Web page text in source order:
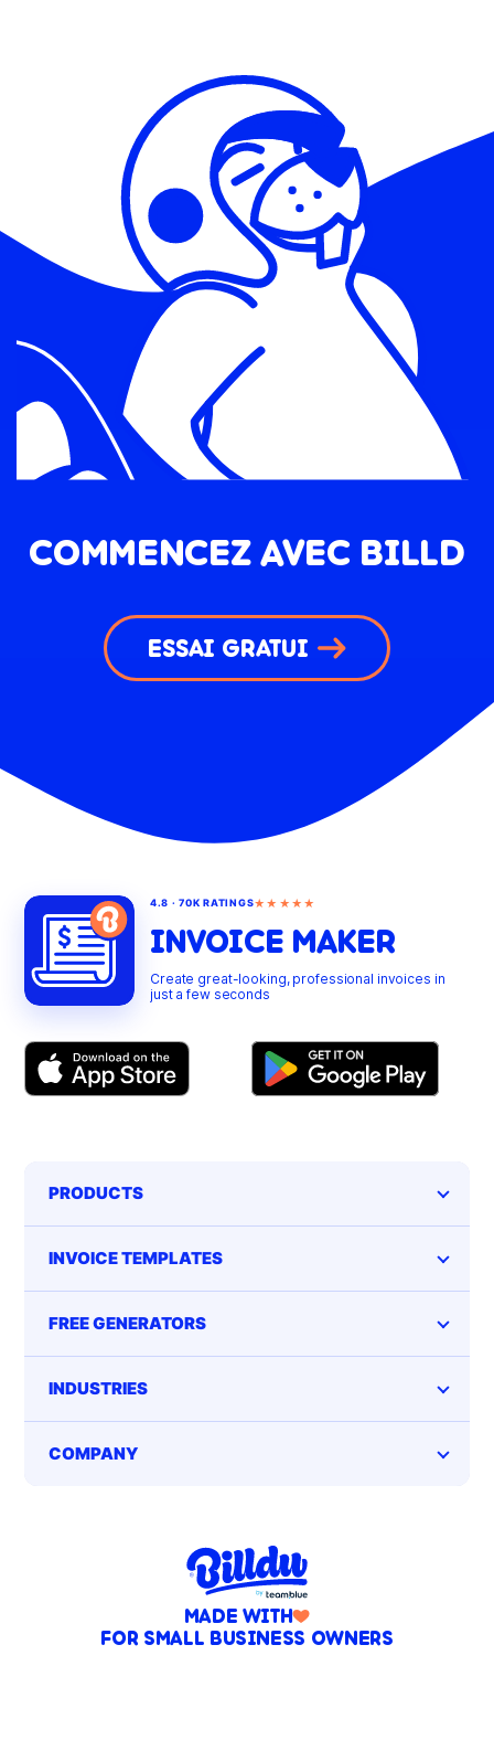
COMMENCEZ AVEC BILLD
ESSAI GRATUI
MADE WITH
FOR SMALL BUSINESS OWNERS
4.8 · 70K RATINGS★★★★★
INVOICE MAKER
Create great-looking, professional invoices in
just a few seconds
PRODUCTS
INVOICE TEMPLATES
FREE GENERATORS
INDUSTRIES
COMPANY